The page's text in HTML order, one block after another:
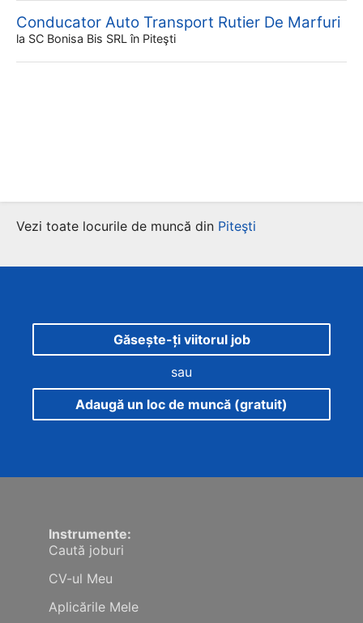
Conducator Auto Transport Rutier De Marfuri
la SC Bonisa Bis SRL în Piteşti
Vezi toate locurile de muncă din Piteşti
Găsește-ți viitorul job
sau
Adaugă un loc de muncă (gratuit)
Instrumente:
Caută joburi
CV-ul Meu
Aplicările Mele